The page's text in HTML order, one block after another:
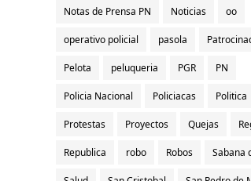
Notas de Prensa PN Noticias oo
operativo policial pasola
Pelota peluqueria PGR PN
Policia Nacional Policiacas Politica
Protestas Proyectos Quejas
Republica robo Robos Sabana